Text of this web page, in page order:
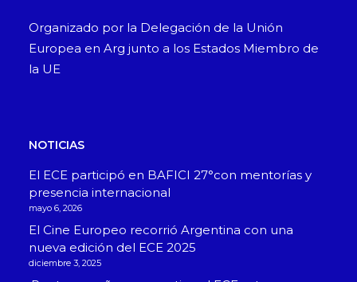
Organizado por la Delegación de la Unión
Europea en Arg junto a los Estados Miembro de
la UE
NOTICIAS
El ECE participó en BAFICI 27°con mentorías y
presencia internacional
mayo 6, 2026
El Cine Europeo recorrió Argentina con una
nueva edición del ECE 2025
diciembre 3, 2025